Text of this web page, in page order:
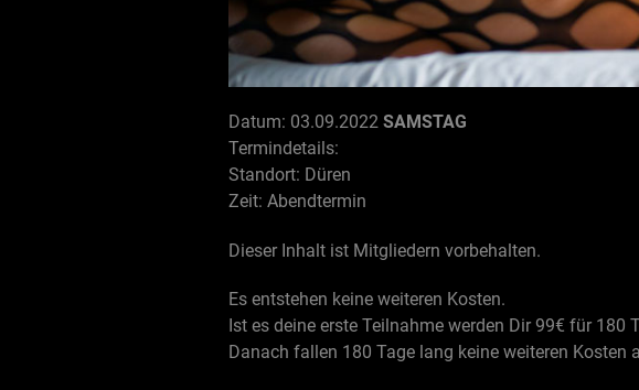
Datum: 03.09.2022 SAMSTAG
Termindetails:
Standort: Düren
Zeit: Abendtermin
Dieser Inhalt ist Mitgliedern vorbehalten.
Es entstehen keine weiteren Kosten.
Ist es deine erste Teilnahme werden Dir 99€ für 180
Danach fallen 180 Tage lang keine weiteren Kosten